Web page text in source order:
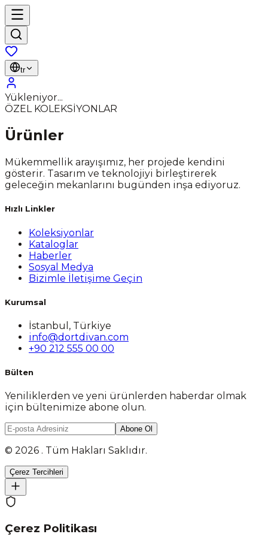
tr
Yükleniyor...
ÖZEL KOLEKSİYONLAR
Ürünler
Mükemmellik arayışımız, her projede kendini
gösterir. Tasarım ve teknolojiyi birleştirerek
geleceğin mekanlarını bugünden inşa ediyoruz.
Hızlı Linkler
Koleksiyonlar
Kataloglar
Haberler
Sosyal Medya
Bizimle İletişime Geçin
Kurumsal
İstanbul, Türkiye
info@dortdivan.com
+90 212 555 00 00
Bülten
Yeniliklerden ve yeni ürünlerden haberdar olmak
için bültenimize abone olun.
Abone Ol
© 2026 . Tüm Hakları Saklıdır.
Çerez Tercihleri
Çerez Politikası